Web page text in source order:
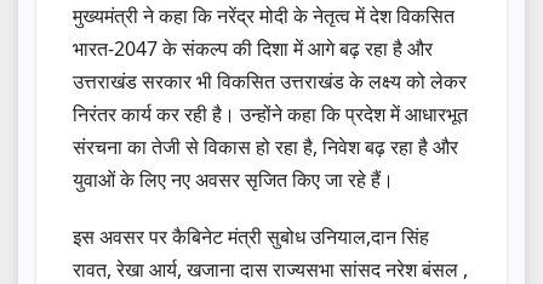
मुख्यमंत्री ने कहा कि नरेंद्र मोदी के नेतृत्व में देश विकसित
भारत-2047 के संकल्प की दिशा में आगे बढ़ रहा है और
उत्तराखंड सरकार भी विकसित उत्तराखंड के लक्ष्य को लेकर
निरंतर कार्य कर रही है। उन्होंने कहा कि प्रदेश में आधारभूत
संरचना का तेजी से विकास हो रहा है, निवेश बढ़ रहा है और
युवाओं के लिए नए अवसर सृजित किए जा रहे हैं।
इस अवसर पर कैबिनेट मंत्री सुबोध उनियाल,दान सिंह
रावत, रेखा आर्य, खजाना दास राज्यसभा सांसद नरेश बंसल ,